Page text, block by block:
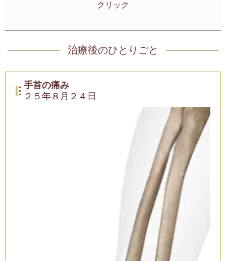
クリック
治療後のひとりごと
手首の痛み
２５年８月２４日